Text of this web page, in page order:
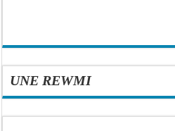
UNE REWMI